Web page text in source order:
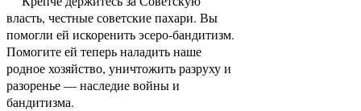
власть, честные советские пахари. Вы
помогли ей искоренить эсеро-бандитизм.
Помогите ей теперь наладить наше
родное хозяйство, уничтожить разруху и
разоренье — наследие войны и
бандитизма.